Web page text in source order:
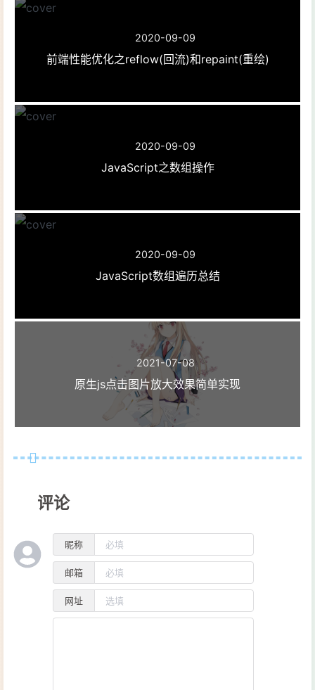
2020-09-09
前端性能优化之reflow(回流)和repaint(重绘)
2020-09-09
JavaScript之数组操作
2020-09-09
JavaScript数组遍历总结
2021-07-08
原生js点击图片放大效果简单实现
评论
昵称
邮箱
网址